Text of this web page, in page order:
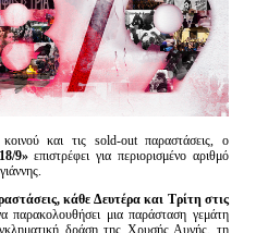
και τις sold-out παραστάσεις, ο
9»επιστρέφει για περιορισμένο αριθμό
κάθε Δευτέρα και Τρίτη στις
παρακολουθήσει μια παράσταση γεμάτη
δράση της Χρυσής Αυγής, τη